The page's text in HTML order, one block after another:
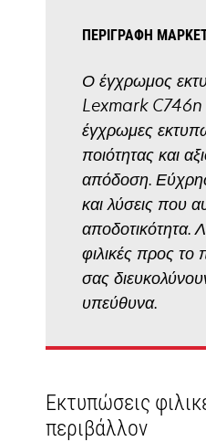
ΠΕΡΙΓΡΑΦΉ
Ο έγχρωμος
Lexmark C746n
έγχρωμες
ποιότητας και
απόδοση.
και λύσεις που
αποδοτικότητα.
φιλικές προς το
σας
υπεύθυνα.
Εκτυπώσεις
περιβάλλον